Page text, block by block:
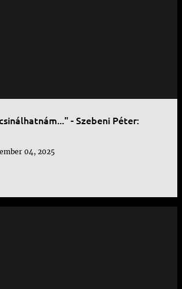
- Szebeni Péter:
04, 2025